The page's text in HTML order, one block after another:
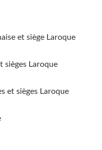
et siège Laroque
sièges Laroque
et sièges Laroque